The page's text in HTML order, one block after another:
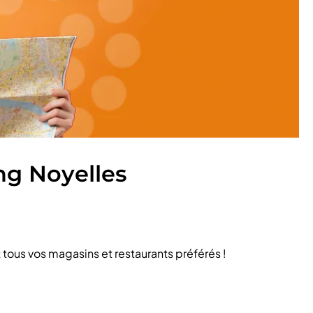
Noyelles
vos magasins et restaurants préférés !